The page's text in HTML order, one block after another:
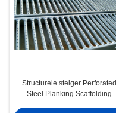
Structurele steiger Perforated
Steel Planking Scaffolding